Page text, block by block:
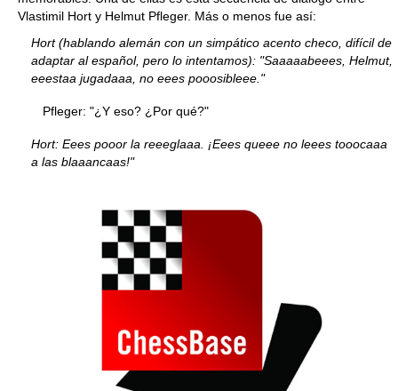
Vlastimil Hort y Helmut Pfleger. Más o menos fue así:
Hort (hablando alemán con un simpático acento checo, difícil de
adaptar al español, pero lo intentamos): "Saaaaabeees, Helmut,
eeestaa jugadaaa, no eees pooosibleee."
Pfleger: "¿Y eso? ¿Por qué?"
Hort: Eees pooor la reeeglaaa. ¡Eees queee no leees tooocaaa
a las blaaancaas!"